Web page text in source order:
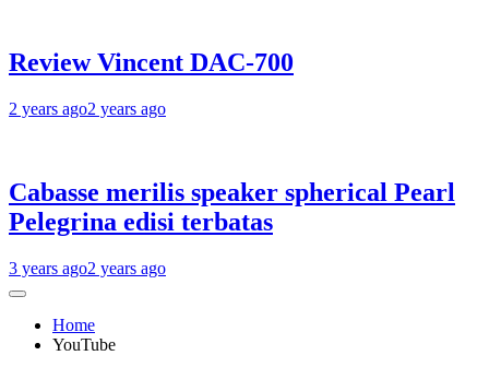
Review Vincent DAC-700
2 years ago2 years ago
Cabasse merilis speaker spherical Pearl
Pelegrina edisi terbatas
3 years ago2 years ago
Home
YouTube